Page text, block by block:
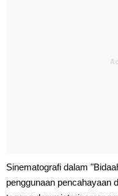
Sinematografi dalam
penggunaan pencahayaan